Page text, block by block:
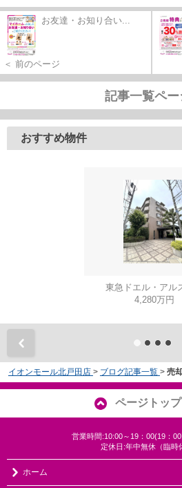
お友達・お知り合い...
＜ 前のページ
記事一覧ペー
おすすめ物件
東急ドエル・アル
4,280万円
イオンモール北戸田店 > ブログ記事一覧 > 売
ページトッ
営業時間:10:00～19：00(19：
定休日:年中無休（臨時
ホーム